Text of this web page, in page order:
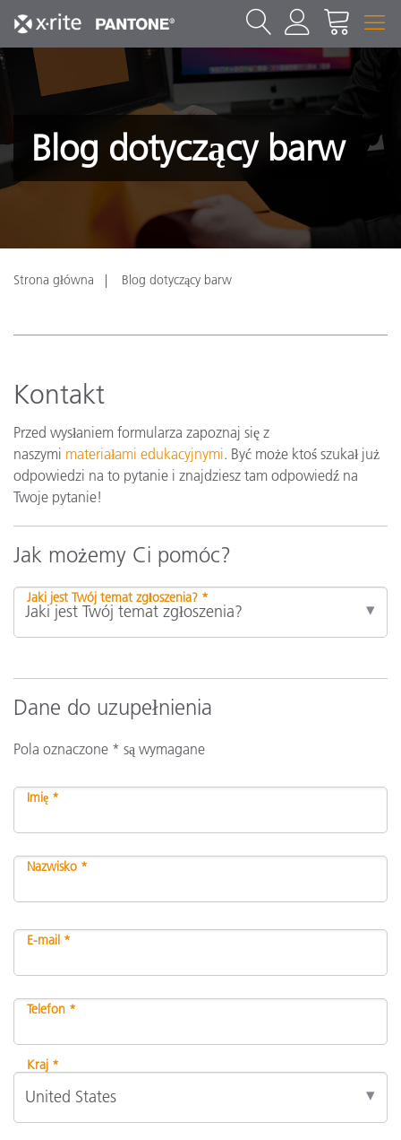
Blog dotyczący barw
Strona główna Blog dotyczący barw
Kontakt
Przed wysłaniem formularza zapoznaj się z
naszymi materiałami edukacyjnymi. Być może ktoś szukał już
odpowiedzi na to pytanie i znajdziesz tam odpowiedź na
Twoje pytanie!
Jak możemy Ci pomóc?
Jaki jest Twój temat zgłoszenia? *
Dane do uzupełnienia
Pola oznaczone * są wymagane
Imię *
Nazwisko *
E-mail *
Telefon *
Kraj *